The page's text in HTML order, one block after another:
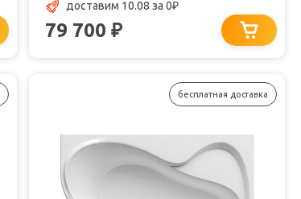
доставим 10.08 за 0₽
79 700 ₽
бесплатная доставка